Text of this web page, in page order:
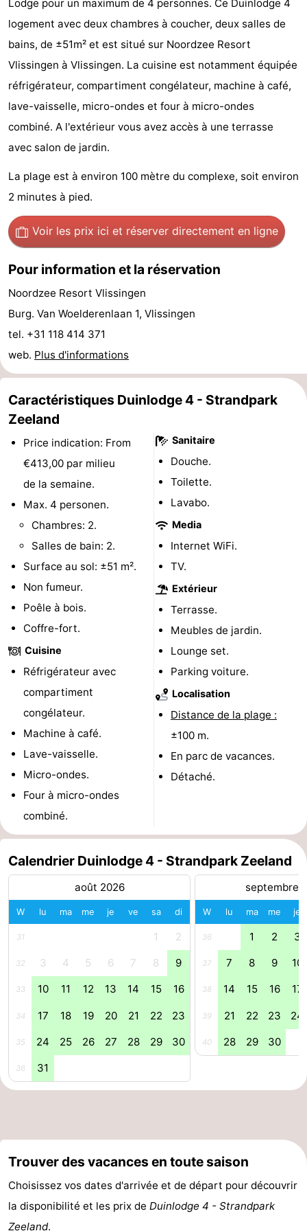
Résidence
Dishoek
Chambre
d'hôtes
Chaumières
Duinhof
Dishoek
-
Duinzicht
Galgewei
-
Meerpaal
-
Noordzee
Resort
Vlissingen
-
Noordzee
Résidence
-
Strandcamping
-
Zeeland
Vebenabos
-
Last
minutes
Plages
Voir
faire
Lieux
d'intérêt
Musées
Monuments
-
Points
vue
Attractions
Terrains
jeux
Aires
de
jeux
intérieures
Bowling
Centres
bien-
Villages
Nature
Piscines
Équitation
de
golf
Peche
Sportive
Equitation
Boire
de
l'anneau
Pratiques
Forum
Route
Lodge pour un maximum de 4 personnes. Ce Duinlodge 4
logement avec deux chambres à coucher, deux salles de
bains, de ±51m² et est situé sur Noordzee Resort
Vlissingen à Vlissingen. La cuisine est notamment équipée
réfrigérateur, compartiment congélateur, machine à café,
lave-vaisselle, micro-ondes et four à micro-ondes
combiné. A l'extérieur vous avez accès à une terrasse
avec salon de jardin.
La plage est à environ 100 mètre du complexe, soit environ
2 minutes à pied.
Voir les prix ici et réserver directement en ligne
Pour information et la réservation
Noordzee Resort Vlissingen
Burg. Van Woelderenlaan 1, Vlissingen
tel. +31 118 414 371
web. Plus d'informations
Caractéristiques Duinlodge 4 - Strandpark
Zeeland
Price indication: From
€413,00 par milieu
de la semaine.
Max. 4 personen.
Chambres: 2.
Salles de bain: 2.
Surface au sol: ±51 m².
Non fumeur.
Poêle à bois.
Coffre-fort.
Cuisine
Réfrigérateur avec
compartiment
congélateur.
Machine à café.
Lave-vaisselle.
Micro-ondes.
Four à micro-ondes
combiné.
Sanitaire
Douche.
Toilette.
Lavabo.
Media
Internet WiFi.
TV.
Extérieur
Terrasse.
Meubles de jardin.
Lounge set.
Parking voiture.
Localisation
Distance de la plage :
±100 m.
En parc de vacances.
Détaché.
Calendrier Duinlodge 4 - Strandpark Zeeland
août 2026
W lu ma me je ve sa di
31 1 2
32 3 4 5 6 7 8 9
33 10 11 12 13 14 15 16
34 17 18 19 20 21 22 23
35 24 25 26 27 28 29 30
36 31
septembre
W lu ma me je
36 1 2 3
37 7 8 9 10
38 14 15 16 17
39 21 22 23 24
40 28 29 30
Trouver des vacances en toute saison
Choisissez vos dates d'arrivée et de départ pour découvrir
la disponibilité et les prix de Duinlodge 4 - Strandpark
Zeeland.